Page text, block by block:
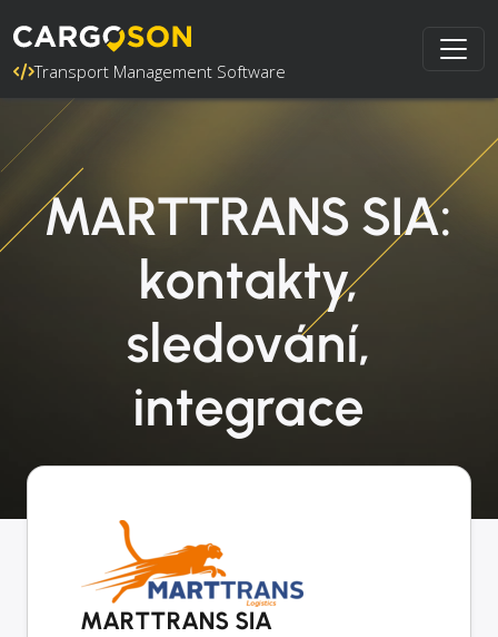
Transport Management Software
MARTTRANS SIA:
kontakty,
sledování,
integrace
MARTTRANS SIA